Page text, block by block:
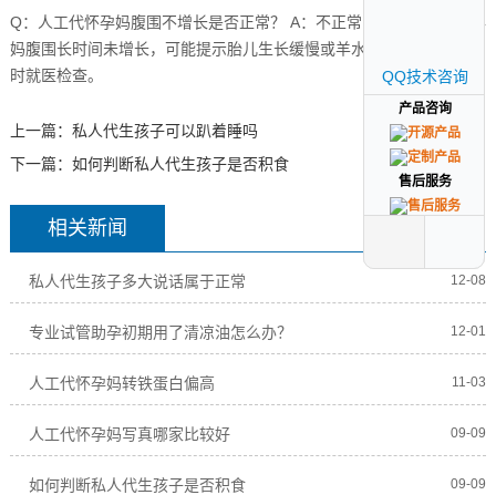
Q：人工代怀孕妈腹围不增长是否正常？ A：不正常，如果人工代怀孕
妈腹围长时间未增长，可能提示胎儿生长缓慢或羊水过少等问题,应及
时就医检查。
上一篇： 私人代生孩子可以趴着睡吗
下一篇： 如何判断私人代生孩子是否积食
相关新闻
私人代生孩子多大说话属于正常 12-08
专业试管助孕初期用了清凉油怎么办？ 12-01
人工代怀孕妈转铁蛋白偏高 11-03
人工代怀孕妈写真哪家比较好 09-09
如何判断私人代生孩子是否积食 09-09
QQ技术咨询
产品咨询
售后服务
QQ技术咨询
产品咨询
售后服务